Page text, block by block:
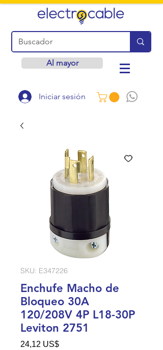
Al mayor
Iniciar sesión
SKU: E347226
Enchufe Macho de
Bloqueo 30A
120/208V 4P L18-30P
Leviton 2751
24,12 US$Precio